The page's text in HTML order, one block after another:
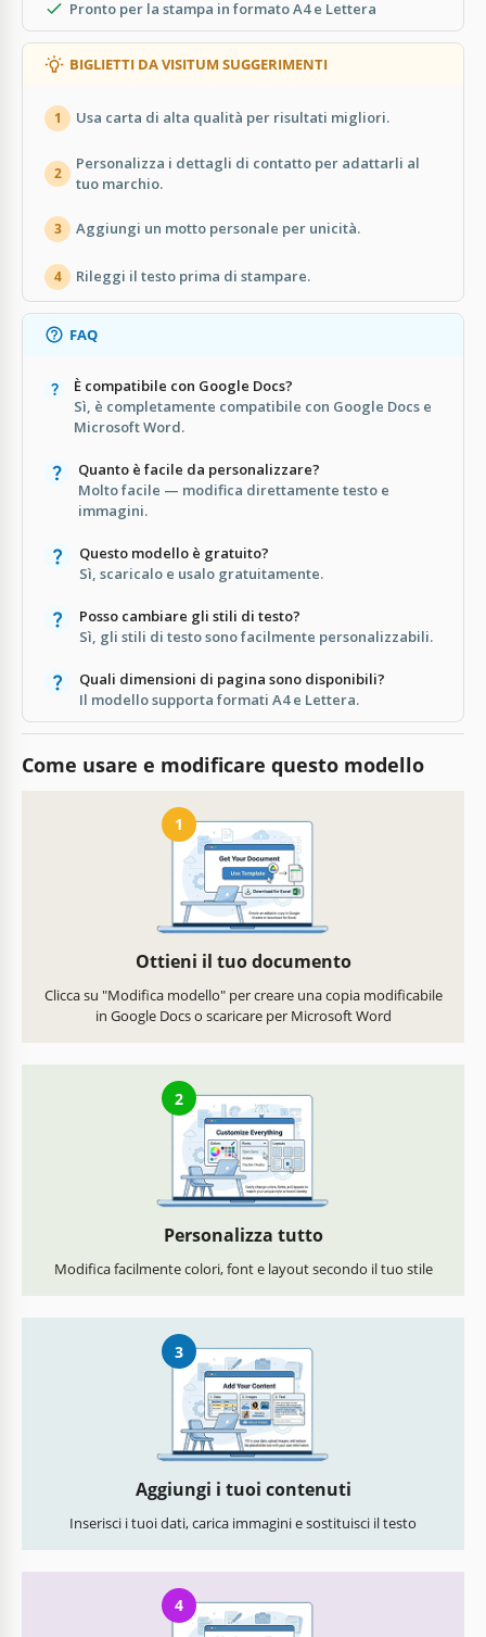
Pronto per la stampa in formato A4 e Lettera
BIGLIETTI DA VISITUM SUGGERIMENTI
1 Usa carta di alta qualità per risultati migliori.
2
Personalizza i dettagli di contatto per adattarli al
tuo marchio.
3 Aggiungi un motto personale per unicità.
4 Rileggi il testo prima di stampare.
FAQ
È compatibile con Google Docs?
Sì, è completamente compatibile con Google Docs e
Microsoft Word.
Quanto è facile da personalizzare?
Molto facile — modifica direttamente testo e
immagini.
Questo modello è gratuito?
Sì, scaricalo e usalo gratuitamente.
Posso cambiare gli stili di testo?
Sì, gli stili di testo sono facilmente personalizzabili.
Quali dimensioni di pagina sono disponibili?
Il modello supporta formati A4 e Lettera.
Come usare e modificare questo modello
1
Ottieni il tuo documento
Clicca su "Modifica modello" per creare una copia modificabile
in Google Docs o scaricare per Microsoft Word
2
Personalizza tutto
Modifica facilmente colori, font e layout secondo il tuo stile
3
Aggiungi i tuoi contenuti
Inserisci i tuoi dati, carica immagini e sostituisci il testo
4